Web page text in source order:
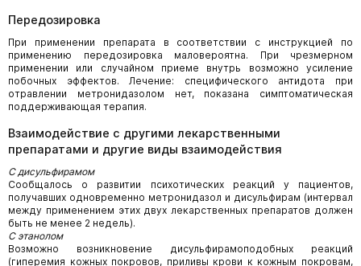
Передозировка
При применении препарата в соответствии с инструкцией по
применению передозировка маловероятна. При чрезмерном
применении или случайном приеме внутрь возможно усиление
побочных эффектов. Лечение: специфического антидота при
отравлении метронидазолом нет, показана симптоматическая
поддерживающая терапия.
Взаимодействие с другими лекарственными
препаратами и другие виды взаимодействия
С дисульфирамом
Сообщалось о развитии психотических реакций у пациентов,
получавших одновременно метронидазол и дисульфирам (интервал
между применением этих двух лекарственных препаратов должен
быть не менее 2 недель).
С этанолом
Возможно возникновение дисульфирамоподобных реакций
(гиперемия кожных покровов, приливы крови к кожным покровам,